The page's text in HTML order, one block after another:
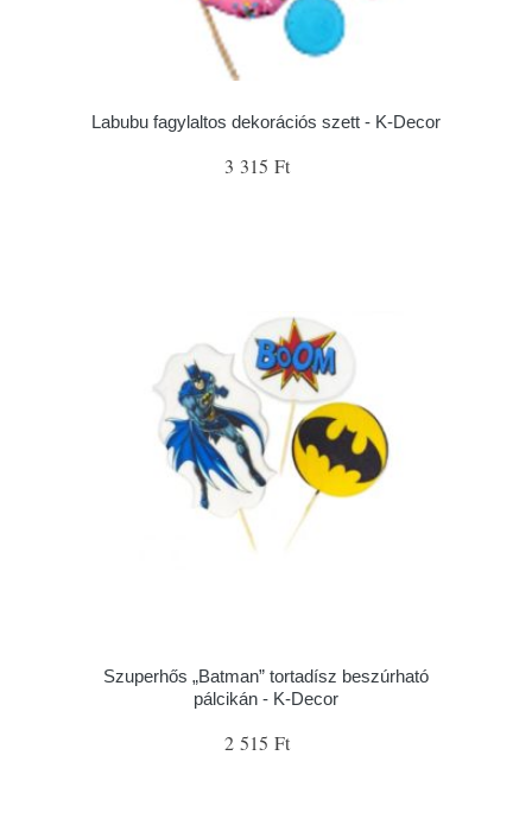
Labubu fagylaltos dekorációs szett - K-Decor
3 315 Ft
Szuperhős „Batman” tortadísz beszúrható
pálcikán - K-Decor
2 515 Ft